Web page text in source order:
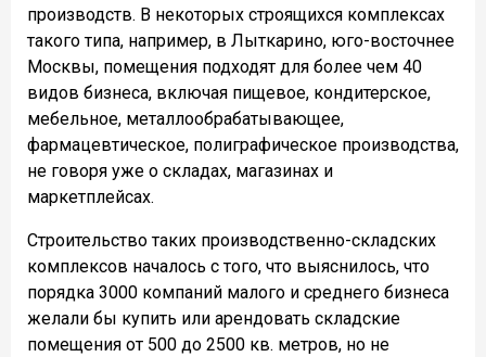
производств. В некоторых строящихся комплексах
такого типа, например, в Лыткарино, юго-восточнее
Москвы, помещения подходят для более чем 40
видов бизнеса, включая пищевое, кондитерское,
мебельное, металлообрабатывающее,
фармацевтическое, полиграфическое производства,
не говоря уже о складах, магазинах и
маркетплейсах.
Строительство таких производственно-складских
комплексов началось с того, что выяснилось, что
порядка 3000 компаний малого и среднего бизнеса
желали бы купить или арендовать складские
помещения от 500 до 2500 кв. метров, но не